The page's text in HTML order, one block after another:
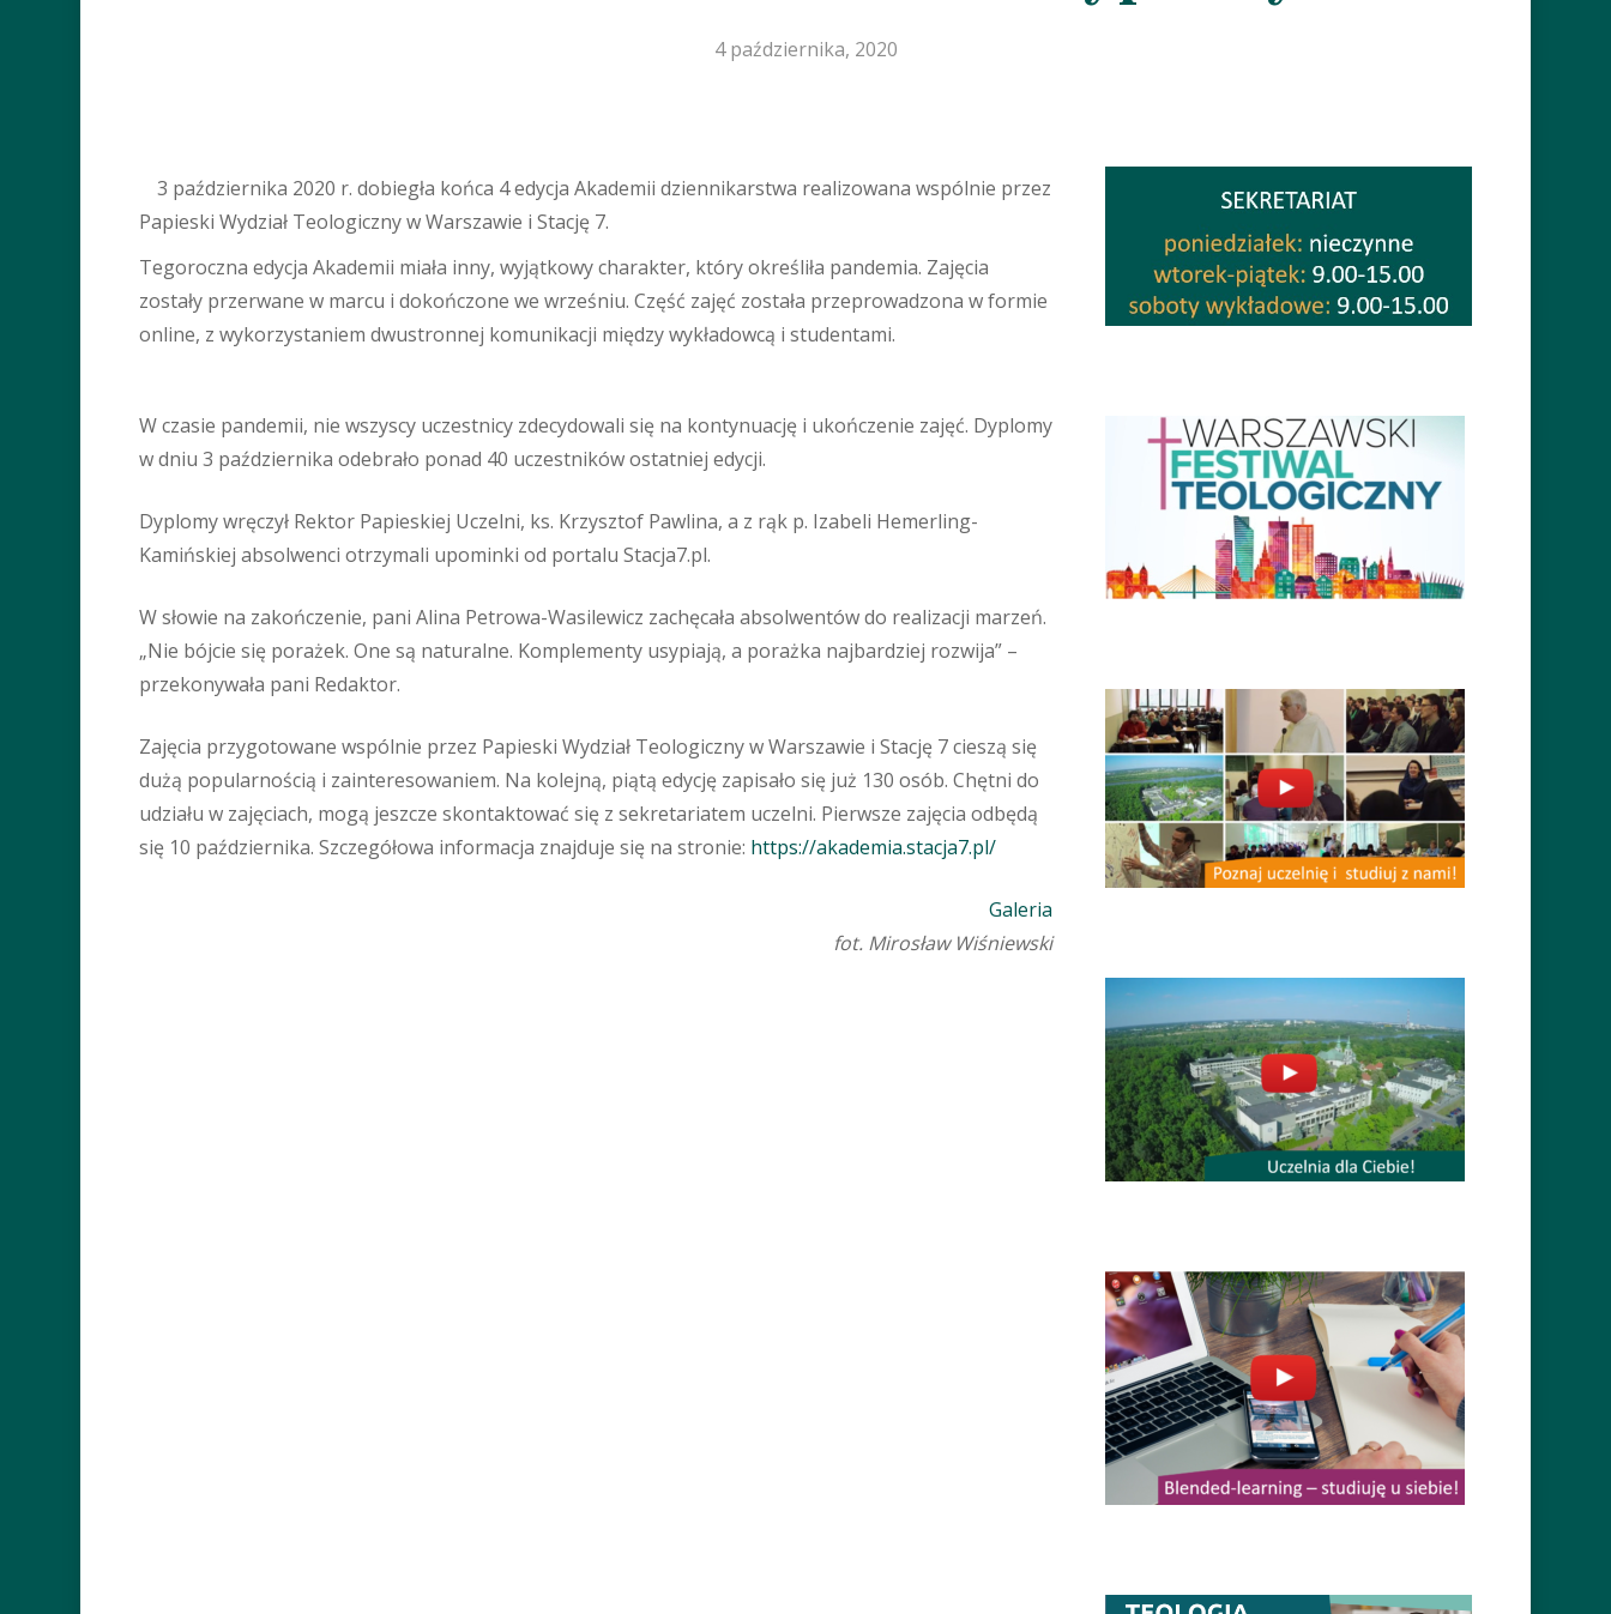
Wciśnij Enter aby wyszukać albo Esc aby zamknąć
4 października, 2020
3 października 2020 r. dobiegła końca 4 edycja Akademii dziennikarstwa realizowana wspólnie przez
Papieski Wydział Teologiczny w Warszawie i Stację 7.
Tegoroczna edycja Akademii miała inny, wyjątkowy charakter, który określiła pandemia. Zajęcia
zostały przerwane w marcu i dokończone we wrześniu. Część zajęć została przeprowadzona w formie
online, z wykorzystaniem dwustronnej komunikacji między wykładowcą i studentami.
W czasie pandemii, nie wszyscy uczestnicy zdecydowali się na kontynuację i ukończenie zajęć. Dyplomy
w dniu 3 października odebrało ponad 40 uczestników ostatniej edycji.
Dyplomy wręczył Rektor Papieskiej Uczelni, ks. Krzysztof Pawlina, a z rąk p. Izabeli Hemerling-
Kamińskiej absolwenci otrzymali upominki od portalu Stacja7.pl.
W słowie na zakończenie, pani Alina Petrowa-Wasilewicz zachęcała absolwentów do realizacji marzeń.
„Nie bójcie się porażek. One są naturalne. Komplementy usypiają, a porażka najbardziej rozwija” –
przekonywała pani Redaktor.
Zajęcia przygotowane wspólnie przez Papieski Wydział Teologiczny w Warszawie i Stację 7 cieszą się
dużą popularnością i zainteresowaniem. Na kolejną, piątą edycję zapisało się już 130 osób. Chętni do
udziału w zajęciach, mogą jeszcze skontaktować się z sekretariatem uczelni. Pierwsze zajęcia odbędą
się 10 października. Szczegółowa informacja znajduje się na stronie: https://akademia.stacja7.pl/
Galeria
fot. Mirosław Wiśniewski